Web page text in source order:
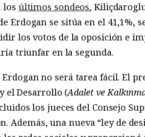
los últimos sondeos,
Erdogan se sitúa en el 41,1%,
los votos de la oposición e
triunfar en la segunda.
no será tarea fácil. El
el Desarrollo (Adalet ve
los jueces del Consejo
Además, una nueva “ley de